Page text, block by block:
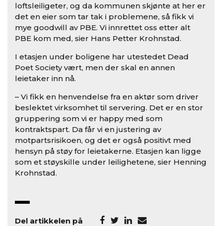
loftsleiligeter, og da kommunen skjønte at her er
det en eier som tar tak i problemene, så fikk vi
mye goodwill av PBE. Vi innrettet oss etter alt
PBE kom med, sier Hans Petter Krohnstad.
I etasjen under boligene har utestedet Dead
Poet Society vært, men der skal en annen
leietaker inn nå.
– Vi fikk en henvendelse fra en aktør som driver
beslektet virksomhet til servering. Det er en stor
gruppering som vi er happy med som
kontraktspart. Da får vi en justering av
motpartsrisikoen, og det er også positivt med
hensyn på støy for leietakerne. Etasjen kan ligge
som et støyskille under leilighetene, sier Henning
Krohnstad.
Del artikkelen på